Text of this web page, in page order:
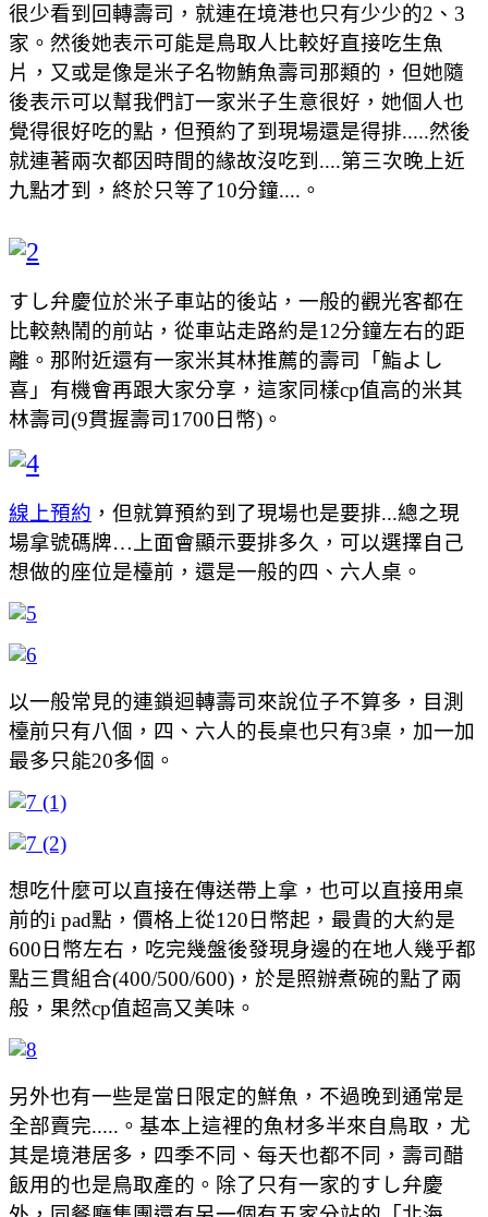
很少看到回轉壽司，就連在境港也只有少少的2、3
家。然後她表示可能是鳥取人比較好直接吃生魚
片，又或是像是米子名物鮪魚壽司那類的，但她隨
後表示可以幫我們訂一家米子生意很好，她個人也
覺得很好吃的點，但預約了到現場還是得排.....然後
就連著兩次都因時間的緣故沒吃到....第三次晚上近
九點才到，終於只等了10分鐘....。
すし弁慶位於米子車站的後站，一般的觀光客都在
比較熱鬧的前站，從車站走路約是12分鐘左右的距
離。那附近還有一家米其林推薦的壽司「鮨よし
喜」有機會再跟大家分享，這家同樣cp值高的米其
林壽司(9貫握壽司1700日幣)。
線上預約 ，但就算預約到了現場也是要排...總之現
場拿號碼牌…上面會顯示要排多久，可以選擇自己
想做的座位是檯前，還是一般的四、六人桌。
以一般常見的連鎖迴轉壽司來說位子不算多，目測
檯前只有八個，四、六人的長桌也只有3桌，加一加
最多只能20多個。
想吃什麼可以直接在傳送帶上拿，也可以直接用桌
前的i pad點，價格上從120日幣起，最貴的大約是
600日幣左右，吃完幾盤後發現身邊的在地人幾乎都
點三貫組合(400/500/600)，於是照辦煮碗的點了兩
般，果然cp值超高又美味。
另外也有一些是當日限定的鮮魚，不過晚到通常是
全部賣完.....。基本上這裡的魚材多半來自鳥取，尤
其是境港居多，四季不同、每天也都不同，壽司醋
飯用的也是鳥取產的。除了只有一家的すし弁慶